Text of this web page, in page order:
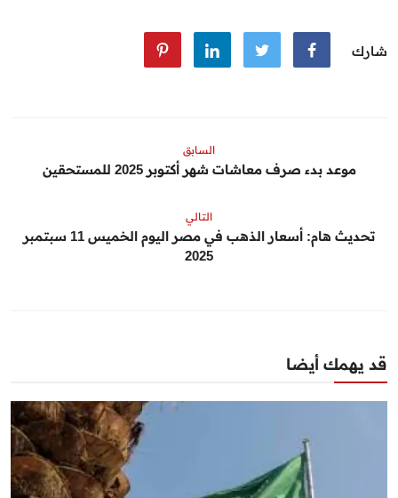
شارك
السابق
موعد بدء صرف معاشات شهر أكتوبر 2025 للمستحقين
التالي
تحديث هام: أسعار الذهب في مصر اليوم الخميس 11 سبتمبر
2025
قد يهمك أيضا